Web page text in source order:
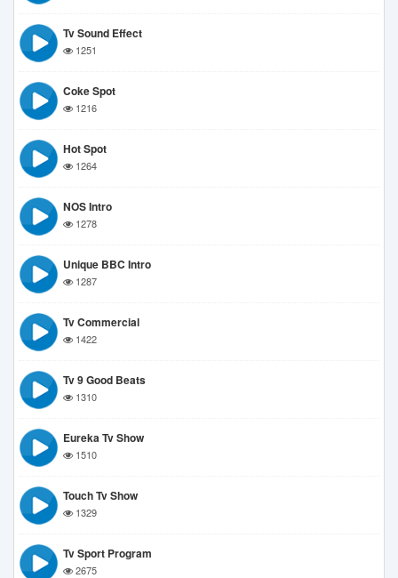
Tv Sound Effect
1251
Coke Spot
1216
Hot Spot
1264
NOS Intro
1278
Unique BBC Intro
1287
Tv Commercial
1422
Tv 9 Good Beats
1310
Eureka Tv Show
1510
Touch Tv Show
1329
Tv Sport Program
2675